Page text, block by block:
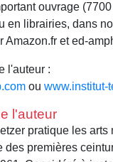
ouvrage
en librairies, dans
Amazon.fr et ed-
l'auteur :
ou www.institut-
l'auteur
pratique les arts
des premières